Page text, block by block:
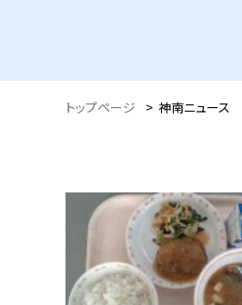
トップページ > 神南ニュース